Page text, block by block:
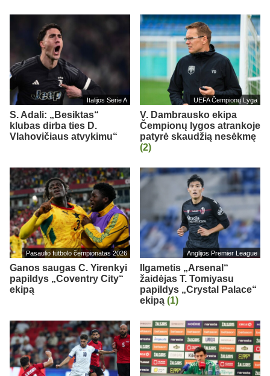
Italijos Serie A
S. Adali: „Besiktas“
klubas dirba ties D.
Vlahovičiaus atvykimu“
UEFA Čempionų Lyga
V. Dambrausko ekipa
Čempionų lygos atrankoje
patyrė skaudžią nesėkmę
(2)
Pasaulio futbolo čempionatas 2026
Ganos saugas C. Yirenkyi
papildys „Coventry City“
ekipą
Anglijos Premier League
Ilgametis „Arsenal“
žaidėjas T. Tomiyasu
papildys „Crystal Palace“
ekipą (1)